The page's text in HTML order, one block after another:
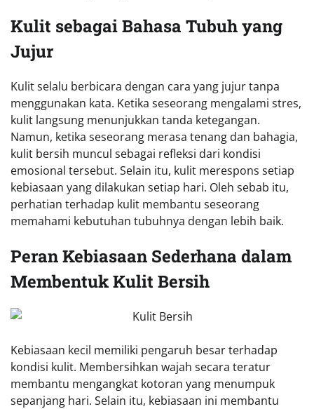
Kulit sebagai Bahasa Tubuh yang
Jujur
Kulit selalu berbicara dengan cara yang jujur tanpa
menggunakan kata. Ketika seseorang mengalami stres,
kulit langsung menunjukkan tanda ketegangan.
Namun, ketika seseorang merasa tenang dan bahagia,
kulit bersih muncul sebagai refleksi dari kondisi
emosional tersebut. Selain itu, kulit merespons setiap
kebiasaan yang dilakukan setiap hari. Oleh sebab itu,
perhatian terhadap kulit membantu seseorang
memahami kebutuhan tubuhnya dengan lebih baik.
Peran Kebiasaan Sederhana dalam
Membentuk Kulit Bersih
Kebiasaan kecil memiliki pengaruh besar terhadap
kondisi kulit. Membersihkan wajah secara teratur
membantu mengangkat kotoran yang menumpuk
sepanjang hari. Selain itu, kebiasaan ini membantu